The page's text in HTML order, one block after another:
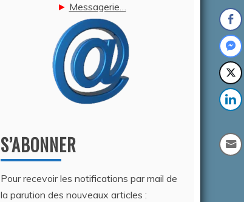
► Messagerie…
S’ABONNER
Pour recevoir les notifications par mail de
la parution des nouveaux articles :